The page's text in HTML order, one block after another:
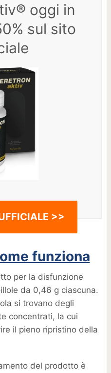
oggi in
sul sito
>>
funziona
per la disfunzione
da 0,46 g ciascuna.
si trovano degli
concentrati, la cui
il pieno ripristino della
del prodotto è